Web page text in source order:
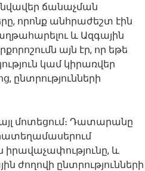
ճանաչման
որոնք անհրաժեշտ էին
և Ազգային
այն էր, որ եթե
կամ կիրառվեր
ընտրությունների
մոտեցում։ Դատարանը
իրավաչափությունը, և
ժողովի ընտրությունների